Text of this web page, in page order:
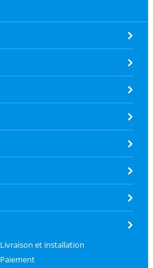
Livraison et installation
Paiement